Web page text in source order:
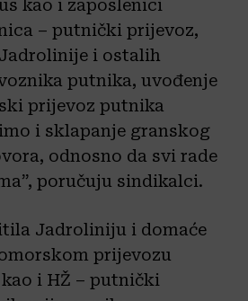
kao i zaposlenici
– putnički prijevoz,
i ostalih
putnika, uvođenje
prijevoz putnika
i sklapanje granskog
odnosno da svi rade
poručuju sindikalci.
Jadroliniju i domaće
prijevozu
i HŽ – putnički